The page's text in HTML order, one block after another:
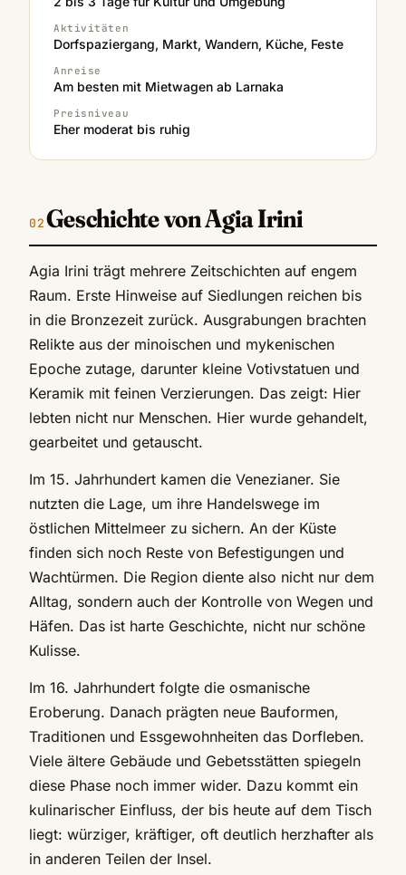
Aktivitäten
Dorfspaziergang, Markt, Wandern, Küche, Feste
Anreise
Am besten mit Mietwagen ab Larnaka
Preisniveau
Eher moderat bis ruhig
Geschichte von Agia Irini
Agia Irini trägt mehrere Zeitschichten auf engem
Raum. Erste Hinweise auf Siedlungen reichen bis
in die Bronzezeit zurück. Ausgrabungen brachten
Relikte aus der minoischen und mykenischen
Epoche zutage, darunter kleine Votivstatuen und
Keramik mit feinen Verzierungen. Das zeigt: Hier
lebten nicht nur Menschen. Hier wurde gehandelt,
gearbeitet und getauscht.
Im 15. Jahrhundert kamen die Venezianer. Sie
nutzten die Lage, um ihre Handelswege im
östlichen Mittelmeer zu sichern. An der Küste
finden sich noch Reste von Befestigungen und
Wachtürmen. Die Region diente also nicht nur dem
Alltag, sondern auch der Kontrolle von Wegen und
Häfen. Das ist harte Geschichte, nicht nur schöne
Kulisse.
Im 16. Jahrhundert folgte die osmanische
Eroberung. Danach prägten neue Bauformen,
Traditionen und Essgewohnheiten das Dorfleben.
Viele ältere Gebäude und Gebetsstätten spiegeln
diese Phase noch immer wider. Dazu kommt ein
kulinarischer Einfluss, der bis heute auf dem Tisch
liegt: würziger, kräftiger, oft deutlich herzhafter als
in anderen Teilen der Insel.